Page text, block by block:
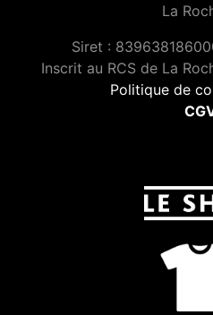
La
Siret :
Inscrit au RCS de La
Politique de